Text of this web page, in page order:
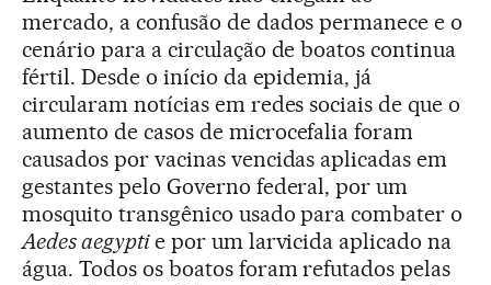
mercado, a confusão de dados permanece e o
cenário para a circulação de boatos continua
fértil. Desde o início da epidemia, já
circularam notícias em redes sociais de que o
aumento de casos de microcefalia foram
causados por vacinas vencidas aplicadas em
gestantes pelo Governo federal, por um
mosquito transgênico usado para combater o
Aedes aegyptie por um larvicida aplicado na
água. Todos os boatos foram refutados pelas